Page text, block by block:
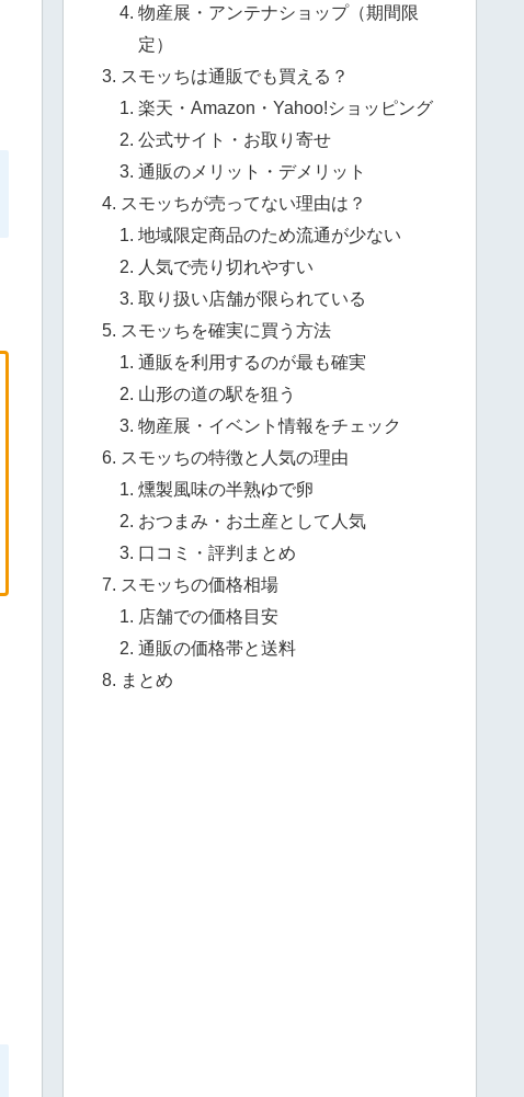
物産展・アンテナショップ（期間限
定）
スモッちは通販でも買える？
楽天・Amazon・Yahoo!ショッピング
公式サイト・お取り寄せ
通販のメリット・デメリット
スモッちが売ってない理由は？
地域限定商品のため流通が少ない
人気で売り切れやすい
取り扱い店舗が限られている
スモッちを確実に買う方法
通販を利用するのが最も確実
山形の道の駅を狙う
物産展・イベント情報をチェック
スモッちの特徴と人気の理由
燻製風味の半熟ゆで卵
おつまみ・お土産として人気
口コミ・評判まとめ
スモッちの価格相場
店舗での価格目安
通販の価格帯と送料
まとめ